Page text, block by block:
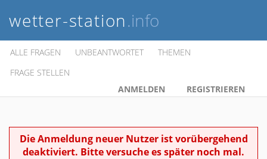
wetter-station.info
ALLE FRAGEN UNBEANTWORTET
THEMEN
FRAGE STELLEN
ANMELDEN
REGISTRIEREN
Die Anmeldung neuer Nutzer ist vorübergehend
deaktiviert. Bitte versuche es später noch mal.